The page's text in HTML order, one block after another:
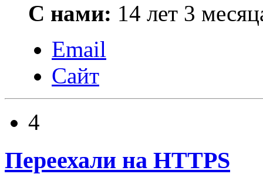
С нами: 14 лет 3
Email
Сайт
4
Переехали на HTTPS